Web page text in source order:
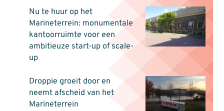
Nu te huur op het
Marineterrein: monumentale
kantoorruimte voor een
ambitieuze start-up of scale-
up
Droppie groeit door en
neemt afscheid van het
Marineterrein